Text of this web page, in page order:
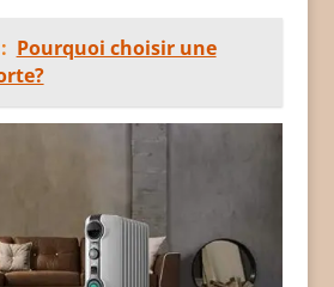
Pourquoi choisir une